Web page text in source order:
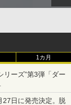
1カ月
リーズ”第3弾「ダー
大型チーズバーガー
27日に発売決定。脱